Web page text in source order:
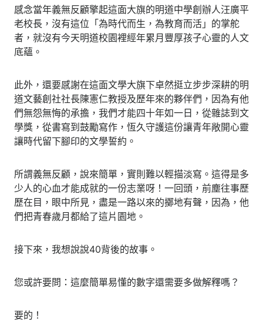
感念當年義無反顧擎起這面大旗的明道中學創辦人汪廣平
老校長，沒有這位「為時代而生，為教育而活」的掌舵
者，就沒有今天明道校園裡經年累月豐厚孩子心靈的人文
底蘊。
此外，還要感謝在這面文學大旗下卓然挺立步步深耕的明
道文藝創社社長陳憲仁教授及歷年來的夥伴們，因為有他
們無怨無悔的承擔，我們才能四十年如一日，從雜誌到文
學獎，從書寫到鼓勵寫作，恆久守護這份讓青年敞開心靈
讓時代留下腳印的文學誓約。
所謂義無反顧，說來簡單，實則難以輕描淡寫。這得是多
少人的心血才能成就的一份志業呀！一回頭，前塵往事歷
歷在目，眼中所見，盡是一路以來的擲地有聲，因為，他
們把青春歲月都給了這片園地。
接下來，我想說說40背後的故事。
您或許要問 ： 這麼簡單易懂的數字還需要多做解釋嗎？
要的！